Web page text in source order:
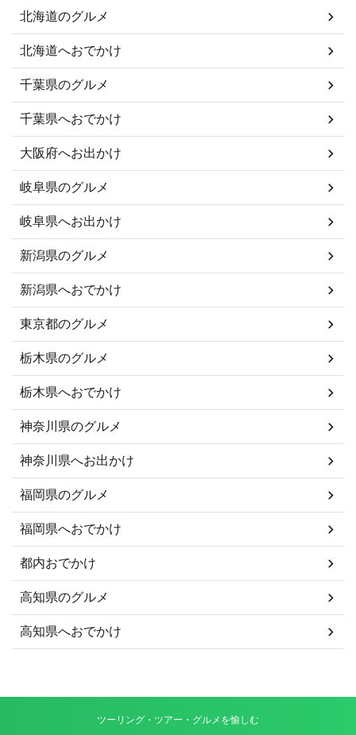
北海道のグルメ
北海道へおでかけ
千葉県のグルメ
千葉県へおでかけ
大阪府へお出かけ
岐阜県のグルメ
岐阜県へお出かけ
新潟県のグルメ
新潟県へおでかけ
東京都のグルメ
栃木県のグルメ
栃木県へおでかけ
神奈川県のグルメ
神奈川県へお出かけ
福岡県のグルメ
福岡県へおでかけ
都内おでかけ
高知県のグルメ
高知県へおでかけ
ツーリング・ツアー・グルメを愉しむ